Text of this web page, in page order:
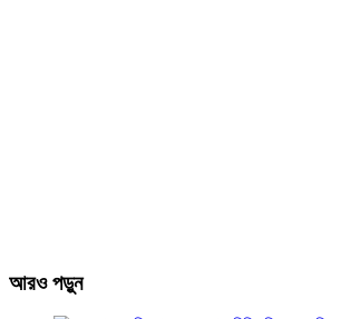
আরও পড়ুন